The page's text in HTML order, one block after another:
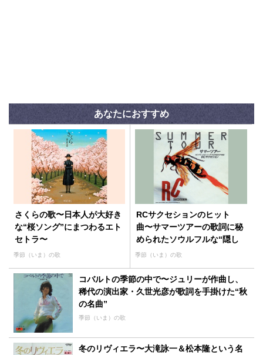
あなたにおすすめ
さくらの歌〜日本人が大好き
な“桜ソング”にまつわるエト
セトラ〜
季節（いま）の歌
RCサクセションのヒット
曲〜サマーツアーの歌詞に秘
められたソウルフルな“隠し
味”とは！？
季節（いま）の歌
コバルトの季節の中で〜ジュリーが作曲し、
稀代の演出家・久世光彦が歌詞を手掛けた“秋
の名曲”
季節（いま）の歌
冬のリヴィエラ〜大滝詠一＆松本隆という名